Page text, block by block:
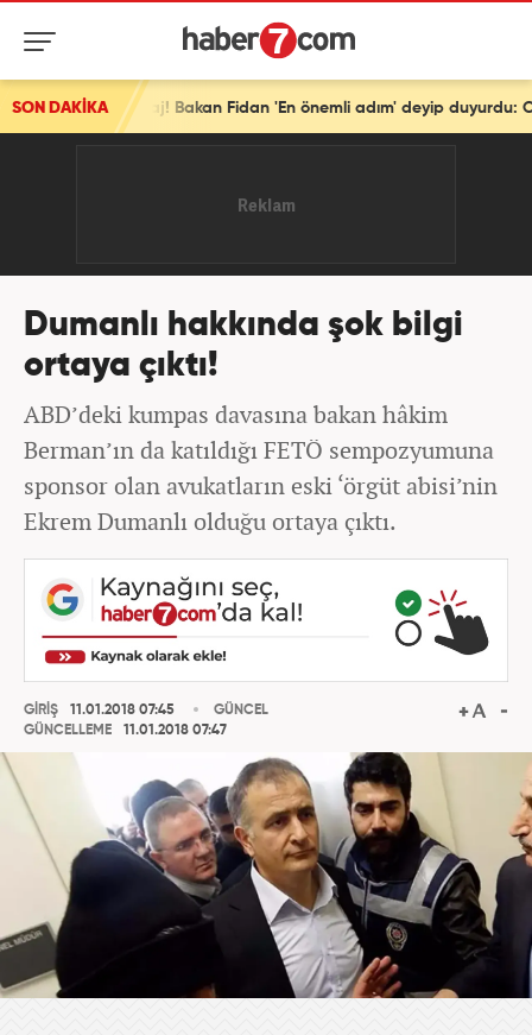
SON DAKİKA Türkiye'den tarihi mesaj! Bakan Fidan 'En önemli adım' deyip duyurdu: Osmanlı'dan beri...
Dumanlı hakkında şok bilgi
ortaya çıktı!
ABD’deki kumpas davasına bakan hâkim
Berman’ın da katıldığı FETÖ sempozyumuna
sponsor olan avukatların eski ‘örgüt abisi’nin
Ekrem Dumanlı olduğu ortaya çıktı.
GİRİŞ
11.01.2018 07:45
GÜNCELLEME
11.01.2018 07:47
GÜNCEL